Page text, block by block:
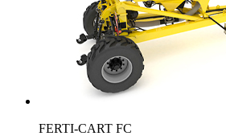
FERTI-CART FC